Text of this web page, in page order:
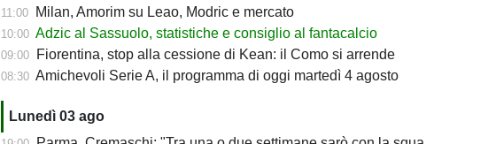
11:00 Milan, Amorim su Leao, Modric e mercato
10:00 Adzic al Sassuolo, statistiche e consiglio al fantacalcio
09:00 Fiorentina, stop alla cessione di Kean: il Como si arrende
08:30 Amichevoli Serie A, il programma di oggi martedì 4 agosto
Lunedì 03 ago